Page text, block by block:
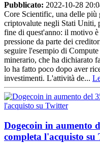
Pubblicato: 2022-10-28
Core Scientific, una delle
criptovalute negli Stati Uniti,
fine di quest'anno: il motivo
pressione da parte dei
seguire l'esempio di
minerario, che ha dichiarato
lo ha fatto poco dopo aver
investimenti. L'attività de...
Dogecoin in aumento
completa l'acquisto su